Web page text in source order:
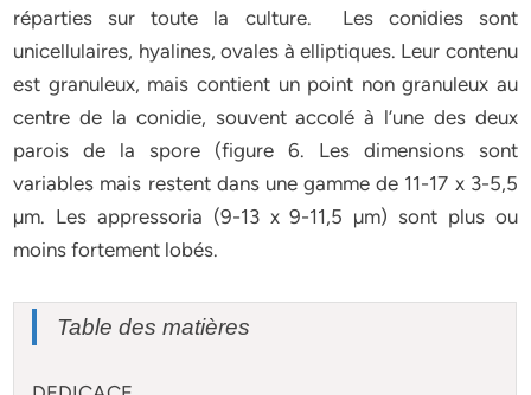
réparties sur toute la culture. Les conidies sont
unicellulaires, hyalines, ovales à elliptiques. Leur contenu
est granuleux, mais contient un point non granuleux au
centre de la conidie, souvent accolé à l’une des deux
parois de la spore (figure 6. Les dimensions sont
variables mais restent dans une gamme de 11-17 x 3-5,5
µm. Les appressoria (9-13 x 9-11,5 µm) sont plus ou
moins fortement lobés.
Table des matières